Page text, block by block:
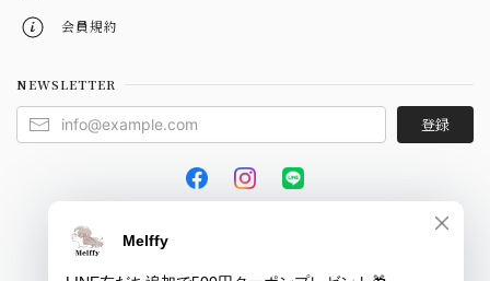
会員規約
NEWSLETTER
登録